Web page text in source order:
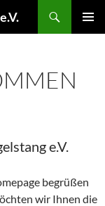
e.V.
begrüßen
wir Ihnen die